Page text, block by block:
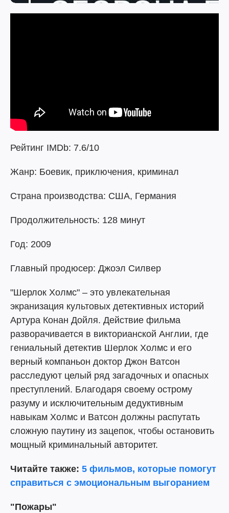
Рейтинг IMDb: 7.6/10
Жанр: Боевик, приключения, криминал
Страна производства: США, Германия
Продолжительность: 128 минут
Год: 2009
Главный продюсер: Джоэл Силвер
"Шерлок Холмс" – это увлекательная
экранизация культовых детективных историй
Артура Конан Дойля. Действие фильма
разворачивается в викторианской Англии, где
гениальный детектив Шерлок Холмс и его
верный компаньон доктор Джон Ватсон
расследуют целый ряд загадочных и опасных
преступлений. Благодаря своему острому
разуму и исключительным дедуктивным
навыкам Холмс и Ватсон должны распутать
сложную паутину из зацепок, чтобы остановить
мощный криминальный авторитет.
Читайте также: 5 фильмов, которые помогут
справиться с эмоциональным выгоранием
"Пожары"